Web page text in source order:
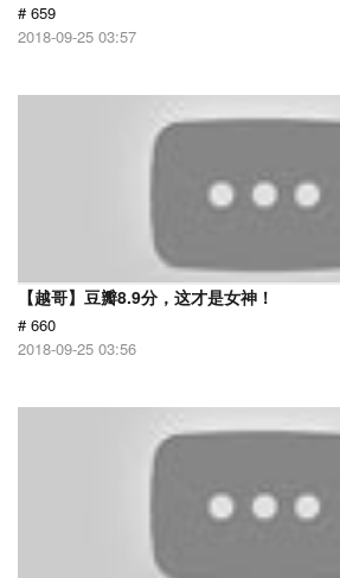
# 659
2018-09-25 03:57
【越哥】豆瓣8.9分，这才是女神！
# 660
2018-09-25 03:56